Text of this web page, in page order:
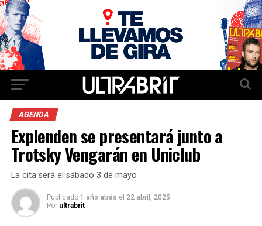
AGENDA
Explenden se presentará junto a
Trotsky Vengarán en Uniclub
La cita será el sábado 3 de mayo
Publicado 1 año atrás el 22 abril, 2025
Por ultrabrit